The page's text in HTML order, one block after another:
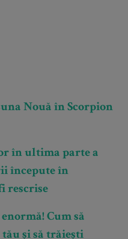
Nouă în Scorpion
în ultima parte a
începute în
rescrise
Cum să
și să trăiești